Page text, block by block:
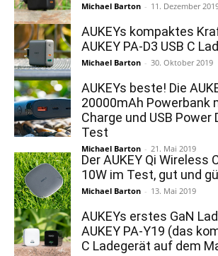
Michael Barton - 11. Dezember
AUKEYs kompaktes
AUKEY PA-D3 USB C
Michael Barton - 30. Oktober 2019
AUKEYs beste! Die
20000mAh Powerbank
Charge und USB Power
Test
Michael Barton - 21. Mai 2019
Der AUKEY Qi Wireless
10W im Test, gut und
Michael Barton - 13. Mai 2019
AUKEYs erstes GaN
AUKEY PA-Y19 (das
C Ladegerät auf dem